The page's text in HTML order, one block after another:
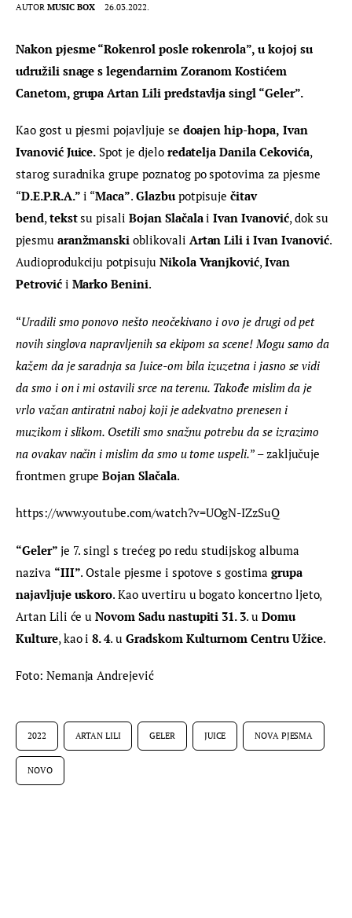
AUTOR MUSIC BOX 26.03.2022.
Nakon pjesme “Rokenrol posle rokenrola”, u kojoj su
udružili snage s legendarnim Zoranom Kostićem
Canetom, grupa Artan Lili predstavlja singl “Geler”.
Kao gost u pjesmi pojavljuje se doajen hip-hopa, Ivan
Ivanović Juice. Spot je djelo redatelja Danila Cekovića,
starog suradnika grupe poznatog po spotovima za pjesme
“D.E.P.R.A.” i “Maca”. Glazbu potpisuje čitav
bend, tekst su pisali Bojan Slačala i Ivan Ivanović, dok su
pjesmu aranžmanski oblikovali Artan Lili i Ivan Ivanović.
Audioprodukciju potpisuju Nikola Vranjković, Ivan
Petrović i Marko Benini.
“Uradili smo ponovo nešto neočekivano i ovo je drugi od pet
novih singlova napravljenih sa ekipom sa scene! Mogu samo da
kažem da je saradnja sa Juice-om bila izuzetna i jasno se vidi
da smo i on i mi ostavili srce na terenu. Takođe mislim da je
vrlo važan antiratni naboj koji je adekvatno prenesen i
muzikom i slikom. Osetili smo snažnu potrebu da se izrazimo
na ovakav način i mislim da smo u tome uspeli.” – zaključuje
frontmen grupe Bojan Slačala.
https://www.youtube.com/watch?v=UOgN-IZzSuQ
“Geler” je 7. singl s trećeg po redu studijskog albuma
naziva “III”. Ostale pjesme i spotove s gostima grupa
najavljuje uskoro. Kao uvertiru u bogato koncertno ljeto,
Artan Lili će u Novom Sadu nastupiti 31. 3. u Domu
Kulture, kao i 8. 4. u Gradskom Kulturnom Centru Užice.
Foto: Nemanja Andrejević
2022 ARTAN LILI GELER JUICE NOVA PJESMA
NOVO